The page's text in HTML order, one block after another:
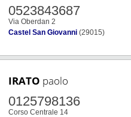
0523843687
Via Oberdan 2
Castel San Giovanni (29015)
IRATO paolo
0125798136
Corso Centrale 14